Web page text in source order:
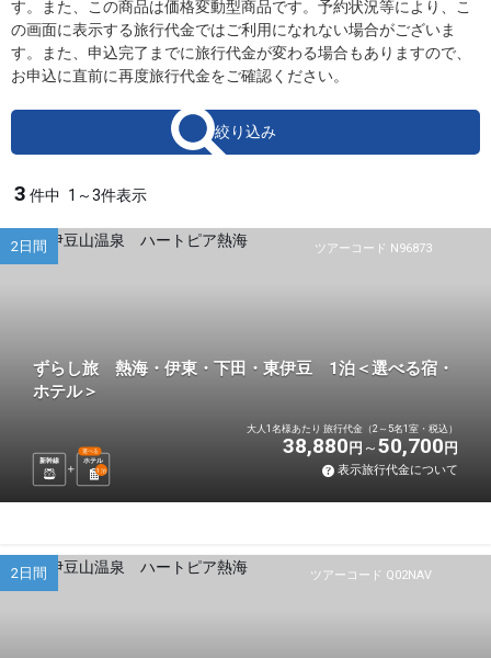
す。また、この商品は価格変動型商品です。予約状況等により、こ
の画面に表示する旅行代金ではご利用になれない場合がございま
す。また、申込完了までに旅行代金が変わる場合もありますので、
お申込に直前に再度旅行代金をご確認ください。
絞り込み
3 件中 1～3件表示
ツアーコード N96873
2日間
ずらし旅 熱海・伊東・下田・東伊豆 1泊＜選べる宿・
ホテル＞
新幹線 ホテル
選べる
1 泊
大人1名様あたり 旅行代金（2～5名1室・税込）
38,880 円 50,700 円
表示旅行代金について
ツアーコード Q02NAV
2日間